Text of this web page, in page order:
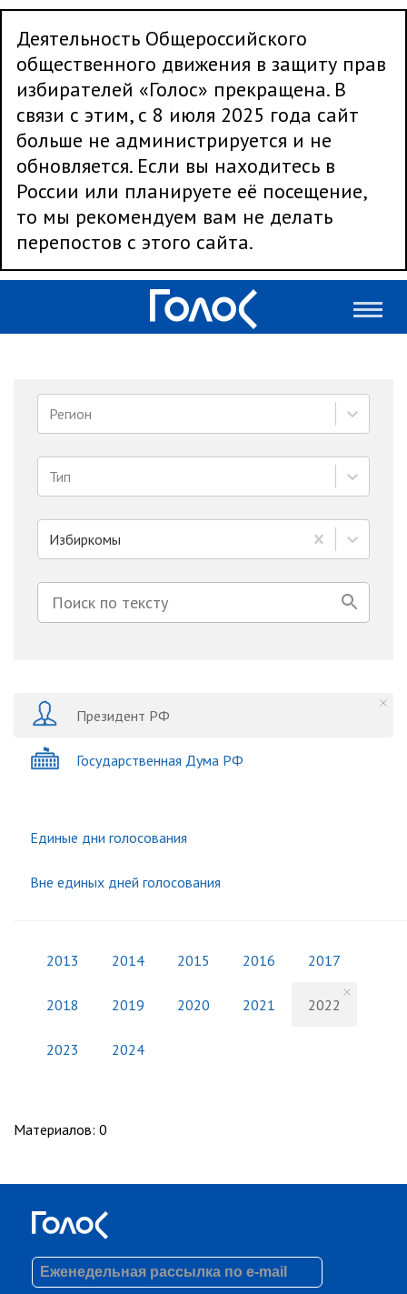
Деятельность Общероссийского
общественного движения в защиту прав
избирателей «Голос» прекращена. В
связи с этим, с 8 июля 2025 года сайт
больше не администрируется и не
обновляется. Если вы находитесь в
России или планируете её посещение,
то мы рекомендуем вам не делать
перепостов с этого сайта.
Регион
Тип
Избиркомы
Президент РФ
Государственная Дума РФ
Единые дни голосования
Вне единых дней голосования
2013 2014 2015 2016 2017
2018 2019 2020 2021 2022
2023 2024
Материалов: 0